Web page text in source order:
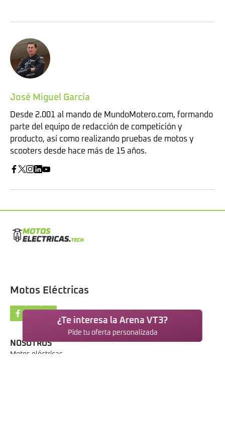
José Miguel García
Desde 2.001 al mando de MundoMotero.com, formando
parte del equipo de redacción de competición y
producto, así como realizando pruebas de motos y
scooters desde hace más de 15 años.
¿Te interesa la Arena VT3?
Pide tu oferta personalizada
Motos Eléctricas
NOSOTROS
Motos eléctricas